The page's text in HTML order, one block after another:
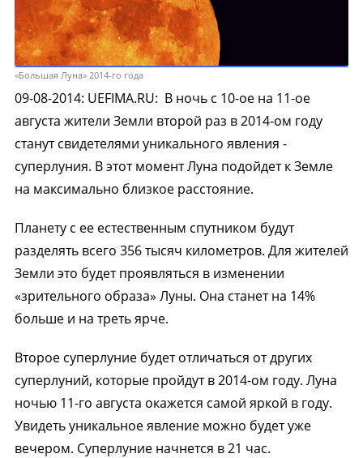
«Большая Луна» 2014-го года
09-08-2014: UEFIMA.RU: В ночь с 10-ое на 11-ое
августа жители Земли второй раз в 2014-ом году
станут свидетелями уникального явления -
суперлуния. В этот момент Луна подойдет к Земле
на максимально близкое расстояние.
Планету с ее естественным спутником будут
разделять всего 356 тысяч километров. Для жителей
Земли это будет проявляться в изменении
«зрительного образа» Луны. Она станет на 14%
больше и на треть ярче.
Второе суперлуние будет отличаться от других
суперлуний, которые пройдут в 2014-ом году. Луна
ночью 11-го августа окажется самой яркой в году.
Увидеть уникальное явление можно будет уже
вечером. Суперлуние начнется в 21 час.